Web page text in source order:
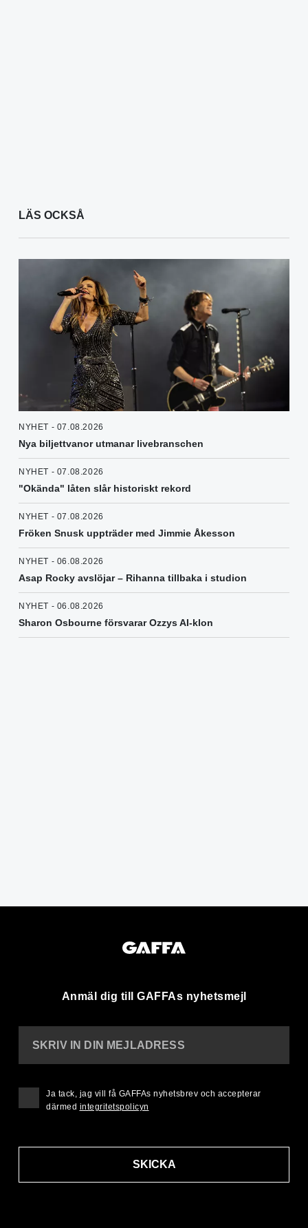
LÄS OCKSÅ
NYHET - 07.08.2026
Nya biljettvanor utmanar livebranschen
NYHET - 07.08.2026
"Okända" låten slår historiskt rekord
NYHET - 07.08.2026
Fröken Snusk uppträder med Jimmie Åkesson
NYHET - 06.08.2026
Asap Rocky avslöjar – Rihanna tillbaka i studion
NYHET - 06.08.2026
Sharon Osbourne försvarar Ozzys AI-klon
Anmäl dig till GAFFAs nyhetsmejl
SKRIV IN DIN MEJLADRESS
SKICKA
Ja tack, jag vill få GAFFAs nyhetsbrev och accepterar
därmed integritetspolicyn